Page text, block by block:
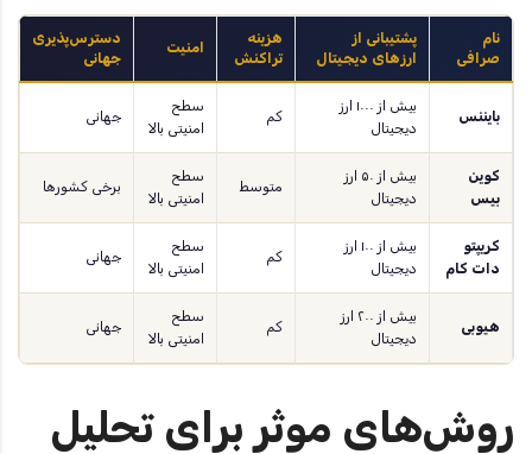
نام
صرافی
پشتیبانی از
ارزهای دیجیتال
هزینه
تراکنش
امنیت
دسترس‌پذیری
جهانی
بایننس
بیش از ۱۰۰۰ ارز
دیجیتال
کم
سطح
امنیتی بالا
جهانی
کوین
بیس
بیش از ۵۰ ارز
دیجیتال
متوسط
سطح
امنیتی بالا
برخی کشورها
کریپتو
دات کام
بیش از ۱۰۰ ارز
دیجیتال
کم
سطح
امنیتی بالا
جهانی
هیوبی
بیش از ۲۰۰ ارز
دیجیتال
کم
سطح
امنیتی بالا
جهانی
روش‌های موثر برای تحلیل